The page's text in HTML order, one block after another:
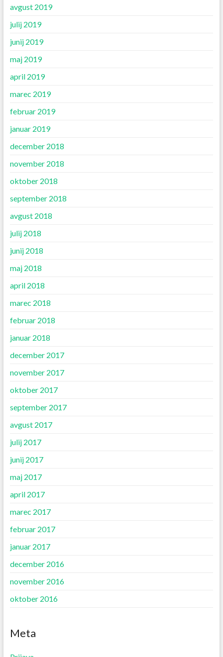
avgust 2019
julij 2019
junij 2019
maj 2019
april 2019
marec 2019
februar 2019
januar 2019
december 2018
november 2018
oktober 2018
september 2018
avgust 2018
julij 2018
junij 2018
maj 2018
april 2018
marec 2018
februar 2018
januar 2018
december 2017
november 2017
oktober 2017
september 2017
avgust 2017
julij 2017
junij 2017
maj 2017
april 2017
marec 2017
februar 2017
januar 2017
december 2016
november 2016
oktober 2016
Meta